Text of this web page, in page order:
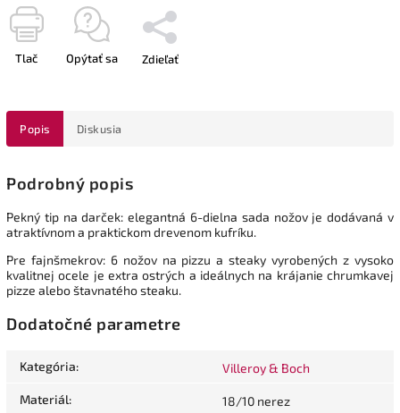
Tlač Opýtať sa Zdieľať
Popis Diskusia
Podrobný popis
Pekný tip na darček: elegantná 6-dielna sada nožov je dodávaná v
atraktívnom a praktickom drevenom kufríku.
Pre fajnšmekrov: 6 nožov na pizzu a steaky vyrobených z vysoko
kvalitnej ocele je extra ostrých a ideálnych na krájanie chrumkavej
pizze alebo štavnatého steaku.
Dodatočné parametre
Kategória: Villeroy & Boch
Materiál: 18/10 nerez